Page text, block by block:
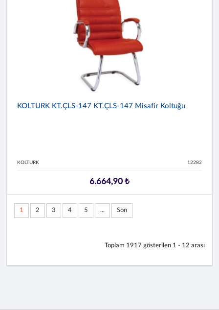
KOLTURK KT.ÇLS-147 KT.ÇLS-147 Misafir Koltuğu
KOLTURK 12282
6.664,90 ₺
1 2 3 4 5 ... Son
Toplam 1917 gösterilen 1 - 12 arası